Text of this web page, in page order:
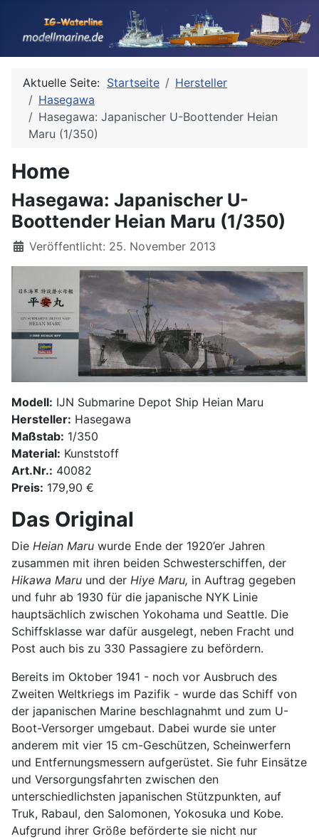
Aktuelle Seite: Startseite
Hersteller
Hasegawa
Hasegawa: Japanischer U-Boottender Heian
Maru (1/350)
Home
Hasegawa: Japanischer U-
Boottender Heian Maru (1/350)
Details
Veröffentlicht: 25. November 2013
Modell: IJN Submarine Depot Ship Heian Maru
Hersteller: Hasegawa
Maßstab: 1/350
Material: Kunststoff
Art.Nr.: 40082
Preis: 179,90 €
Das Original
Die Heian Maru wurde Ende der 1920’er Jahren
zusammen mit ihren beiden Schwesterschiffen, der
Hikawa Maru und der Hiye Maru, in Auftrag gegeben
und fuhr ab 1930 für die japanische NYK Linie
hauptsächlich zwischen Yokohama und Seattle. Die
Schiffsklasse war dafür ausgelegt, neben Fracht und
Post auch bis zu 330 Passagiere zu befördern.
Bereits im Oktober 1941 - noch vor Ausbruch des
Zweiten Weltkriegs im Pazifik - wurde das Schiff von
der japanischen Marine beschlagnahmt und zum U-
Boot-Versorger umgebaut. Dabei wurde sie unter
anderem mit vier 15 cm-Geschützen, Scheinwerfern
und Entfernungsmessern aufgerüstet. Sie fuhr Einsätze
und Versorgungsfahrten zwischen den
unterschiedlichsten japanischen Stützpunkten, auf
Truk, Rabaul, den Salomonen, Yokosuka und Kobe.
Aufgrund ihrer Größe beförderte sie nicht nur